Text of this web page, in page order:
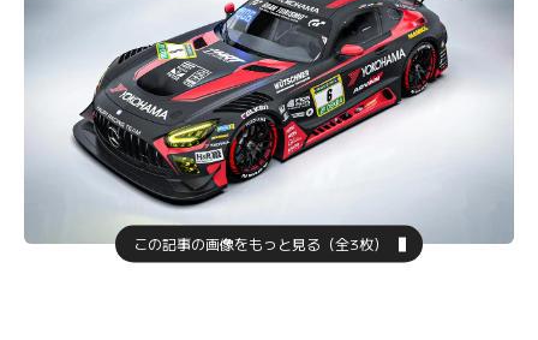
この記事の画像をもっと見る（全3枚）